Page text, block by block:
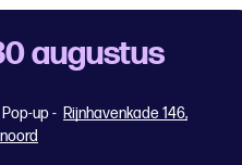
augustus
up - Rijnhavenkade 146,